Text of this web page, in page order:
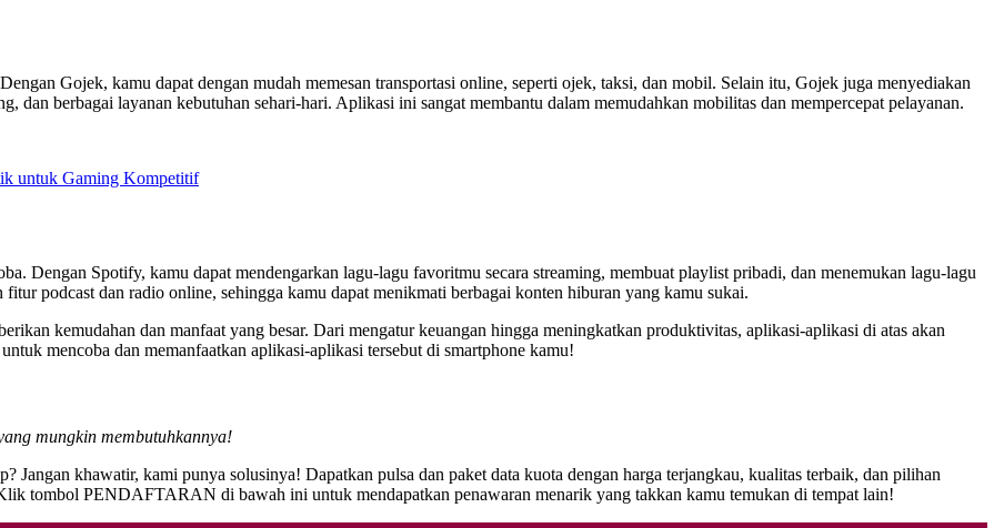
Gojek, kamu dapat dengan mudah memesan transportasi online, seperti ojek, taksi, dan mobil. Selain itu, Gojek juga menyediakan
dan berbagai layanan kebutuhan sehari-hari. Aplikasi ini sangat membantu dalam memudahkan mobilitas dan mempercepat pelayanan.
untuk Gaming Kompetitif
Dengan Spotify, kamu dapat mendengarkan lagu-lagu favoritmu secara streaming, membuat playlist pribadi, dan menemukan lagu-lagu
podcast dan radio online, sehingga kamu dapat menikmati berbagai konten hiburan yang kamu sukai.
kemudahan dan manfaat yang besar. Dari mengatur keuangan hingga meningkatkan produktivitas, aplikasi-aplikasi di atas akan
mencoba dan memanfaatkan aplikasi-aplikasi tersebut di smartphone kamu!
mungkin membutuhkannya!
Jangan khawatir, kami punya solusinya! Dapatkan pulsa dan paket data kuota dengan harga terjangkau, kualitas terbaik, dan pilihan
tombol PENDAFTARAN di bawah ini untuk mendapatkan penawaran menarik yang takkan kamu temukan di tempat lain!